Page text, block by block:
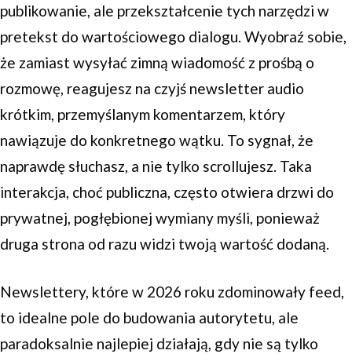
publikowanie, ale przekształcenie tych narzędzi w
pretekst do wartościowego dialogu. Wyobraź sobie,
że zamiast wysyłać zimną wiadomość z prośbą o
rozmowę, reagujesz na czyjś newsletter audio
krótkim, przemyślanym komentarzem, który
nawiązuje do konkretnego wątku. To sygnał, że
naprawdę słuchasz, a nie tylko scrollujesz. Taka
interakcja, choć publiczna, często otwiera drzwi do
prywatnej, pogłębionej wymiany myśli, ponieważ
druga strona od razu widzi twoją wartość dodaną.
Newslettery, które w 2026 roku zdominowały feed,
to idealne pole do budowania autorytetu, ale
paradoksalnie najlepiej działają, gdy nie są tylko